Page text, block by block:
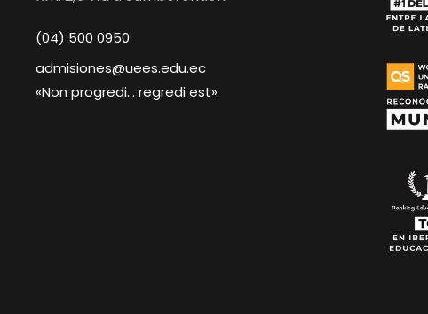
(04) 500 0950
admisiones@uees.edu.ec
«Non progredi… regredi est»